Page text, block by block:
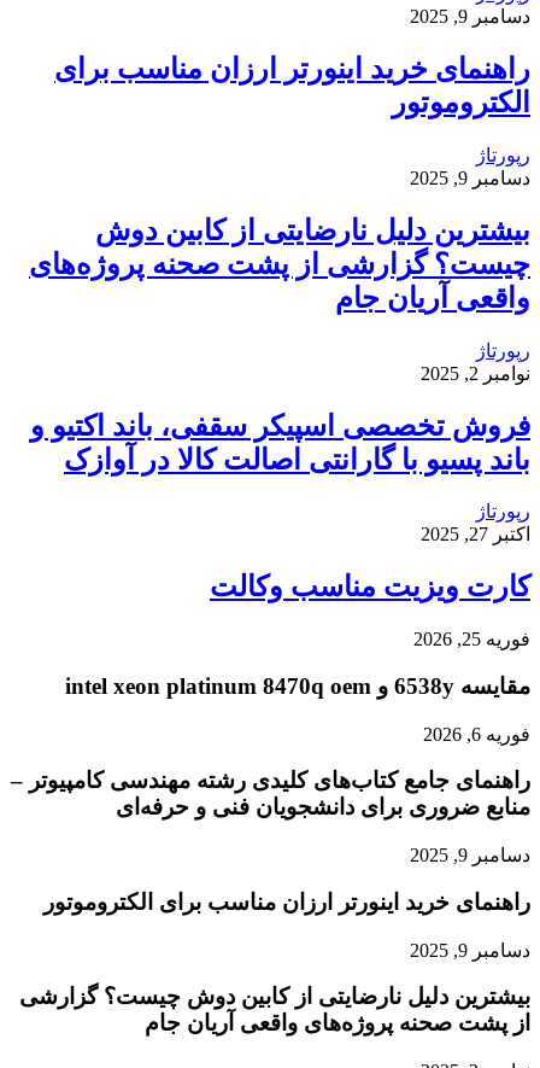
دسامبر 9, 2025
راهنمای خرید اینورتر ارزان مناسب برای
الکتروموتور
رپورتاژ
دسامبر 9, 2025
بیشترین دلیل نارضایتی از کابین دوش
چیست؟ گزارشی از پشت صحنه پروژه‌های
واقعی آریان جام
رپورتاژ
نوامبر 2, 2025
فروش تخصصی اسپیکر سقفی، باند اکتیو و
باند پسیو با گارانتی اصالت کالا در آوازک
رپورتاژ
اکتبر 27, 2025
کارت ویزیت مناسب وکالت
فوریه 25, 2026
مقایسه 6538y و intel xeon platinum 8470q oem
فوریه 6, 2026
راهنمای جامع کتاب‌های کلیدی رشته مهندسی کامپیوتر –
منابع ضروری برای دانشجویان فنی و حرفه‌ای
دسامبر 9, 2025
راهنمای خرید اینورتر ارزان مناسب برای الکتروموتور
دسامبر 9, 2025
بیشترین دلیل نارضایتی از کابین دوش چیست؟ گزارشی
از پشت صحنه پروژه‌های واقعی آریان جام